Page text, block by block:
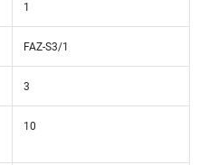
1
FAZ-S3/1
3
10